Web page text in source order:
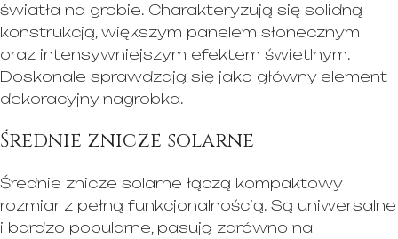
światła na grobie. Charakteryzują się solidną
konstrukcją, większym panelem słonecznym
oraz intensywniejszym efektem świetlnym.
Doskonale sprawdzają się jako główny element
dekoracyjny nagrobka.
Średnie znicze solarne
Średnie znicze solarne łączą kompaktowy
rozmiar z pełną funkcjonalnością. Są uniwersalne
i bardzo popularne, pasują zarówno na